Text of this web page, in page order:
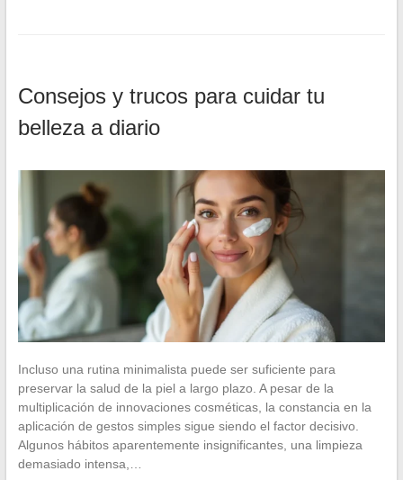
Consejos y trucos para cuidar tu
belleza a diario
Incluso una rutina minimalista puede ser suficiente para
preservar la salud de la piel a largo plazo. A pesar de la
multiplicación de innovaciones cosméticas, la constancia en la
aplicación de gestos simples sigue siendo el factor decisivo.
Algunos hábitos aparentemente insignificantes, una limpieza
demasiado intensa,…